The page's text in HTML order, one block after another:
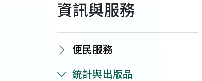
資訊與服務
便民服務
統計與出版品